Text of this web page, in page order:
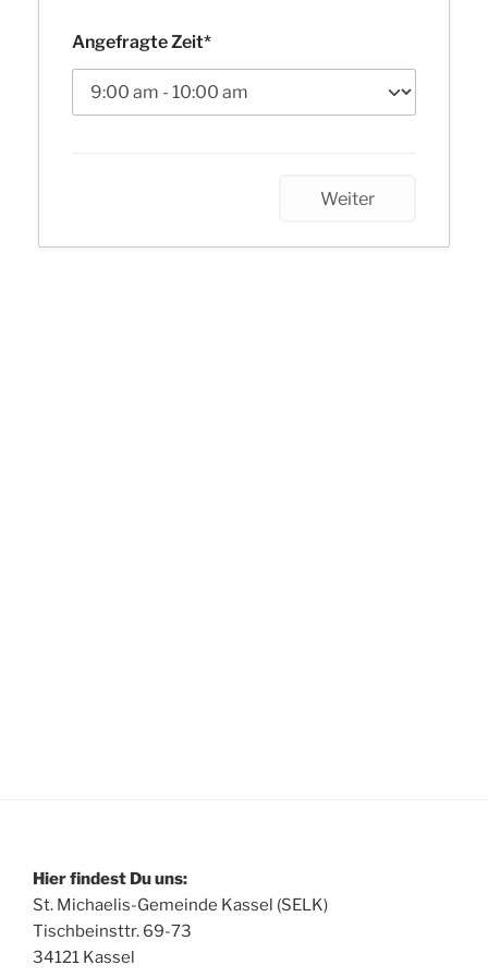
Angefragte Zeit*
Weiter
Hier findest Du uns:
St. Michaelis-Gemeinde Kassel (SELK)
Tischbeinsttr. 69-73
34121 Kassel